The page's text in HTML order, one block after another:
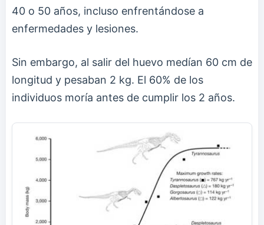
40 o 50 años, incluso enfrentándose a
enfermedades y lesiones.
Sin embargo, al salir del huevo medían 60 cm de
longitud y pesaban 2 kg. El 60% de los
individuos moría antes de cumplir los 2 años.